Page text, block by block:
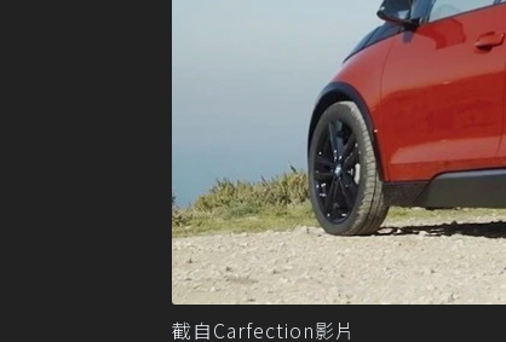
截自Carfection影片